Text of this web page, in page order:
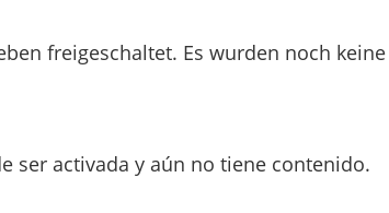
freigeschaltet. Es wurden noch keine
ser activada y aún no tiene contenido.